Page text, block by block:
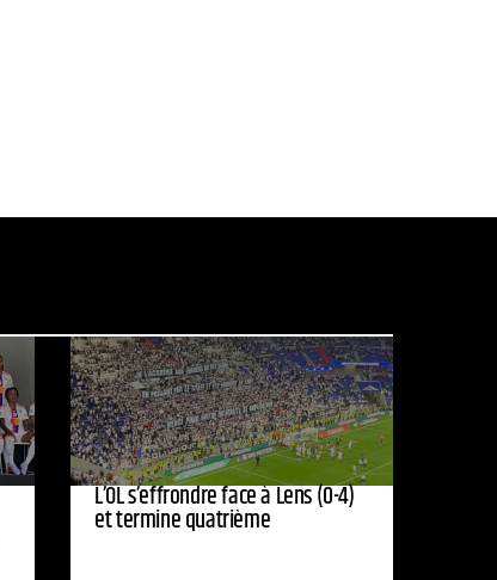
L’OL s’effrondre face à Lens (0-4)
et termine quatrième